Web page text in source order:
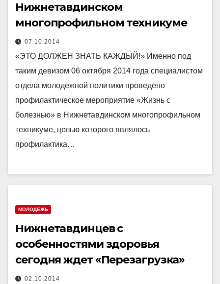
Нижнетавдинском
многопрофильном техникуме
07.10.2014
«ЭТО ДОЛЖЕН ЗНАТЬ КАЖДЫЙ!» Именно под
таким девизом 06 октября 2014 года специалистом
отдела молодежной политики проведено
профилактическое мероприятие «Жизнь с
болезнью» в Нижнетавдинском многопрофильном
техникуме, целью которого являлось
профилактика…
МОЛОДЁЖЬ
Нижнетавдинцев с
особенностями здоровья
сегодня ждет «Перезагрузка»
02.10.2014